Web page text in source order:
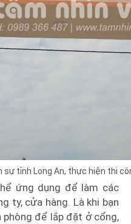
sự tỉnh Long An, thực hiện thi
ứng dụng để làm các
ty, cửa hàng. Là khi bạn
phòng để lắp đặt ở cổng,